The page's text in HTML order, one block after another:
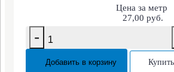
Цена за метр
27,00 руб.
-
Добавить в корзину